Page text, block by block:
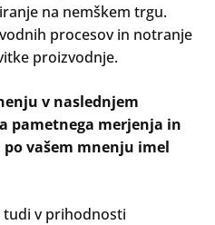
na nemškem trgu.
procesov in notranje
proizvodnje.
v naslednjem
pametnega merjenja in
vašem mnenju imel
tudi v prihodnosti